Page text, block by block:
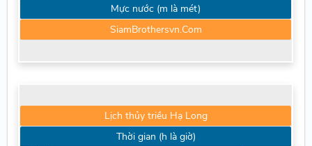
Mực nước (m là mét)
SiamBrothersvn.Com
Lịch thủy triều Hạ Long
Thời gian (h là giờ)